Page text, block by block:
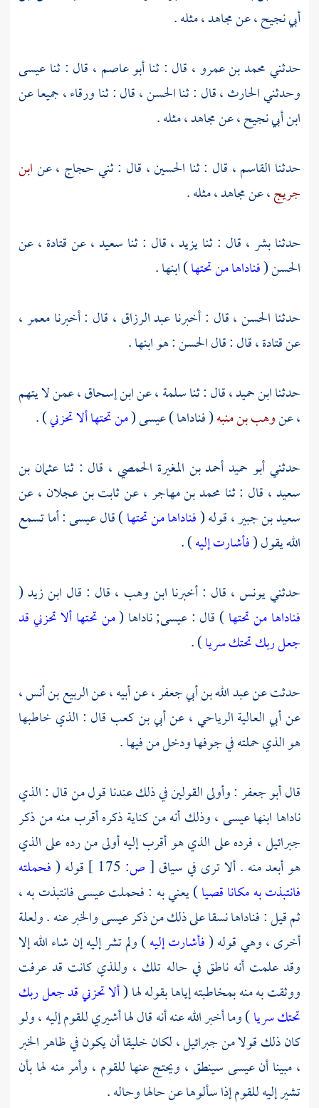
أبي نجيح ،عنمجاهد ،مثله .
حدثنيمحمد بن عمرو ، قال : ثناأبو عاصم ، قال : ثناعيسى
وحدثنيالحارث ،قال : ثناالحسن ،قال : ثناورقاء ،جميعا عن
ابن أبي نجيح ،عنمجاهد ،مثله .
حدثنا القاسم ، قال : ثنا الحسين ، قال : ثنيحجاج ،عنابن
جريج، عنمجاهد ،مثله .
حدثنابشر ، قال : ثنايزيد ،قال : ثنا سعيد ،عنقتادة ،عن
الحسن(فناداها من تحتها) ابنها .
حدثنا الحسن ،قال : أخبرناعبد الرزاق ، قال : أخبرنامعمر ،
عنقتادة ،قال : قالالحسن: هو ابنها .
حدثناابن حميد ،قال : ثناسلمة ،عنابن إسحاق ،عمن لا يتهم
، عنوهب بن منبه( فناداها ) عيسى (من تحتها ألا تحزني) .
حدثنيأبو حميد أحمد بن المغيرة الحمصي ، قال : ثنا عثمان بن
سعيد، قال : ثنا محمد بن مهاجر ،عنثابت بن عجلان ،عن
سعيد بن جبير ،قوله (فناداها من تحتها) قال عيسى : أما تسمع
الله يقول (فأشارت إليه) .
حدثنييونس ، قال : أخبرنا ابن وهب ، قال : قال ابن زيد(
فناداها من تحتها) قال :عيسى;ناداها (من تحتها ألا تحزني قد
جعل ربك تحتك سريا) .
حدثت عنعبد الله بن أبي جعفر ،عن أبيه ، عنالربيع بن أنس ،
عنأبي العالية الرياحي ،عنأبي بن كعب قال : الذي خاطبها
هو الذي حملته في جوفها ودخل من فيها .
قالأبو جعفر: وأولى القولين في ذلك عندنا قول من قال : الذي
ناداها ابنهاعيسى ،وذلك أنه من كناية ذكره أقرب منه من ذكر
جبرائيل ، فرده على الذي هو أقرب إليه أولى من رده على الذي
هو أبعد منه . ألا ترى في سياق [ص: قوله (فحملته
فانتبذت به مكانا قصيا) يعني به : فحملتعيسىفانتبذت به ،
ثم قيل : فناداها نسقا على ذلك من ذكرعيسىوالخبر عنه . ولعلة
أخرى ، وهي قوله (فأشارت إليه) ولم تشر إليه إن شاء الله إلا
وقد علمت أنه ناطق في حاله تلك ، وللذي كانت قد عرفت
ووثقت به منه بمخاطبته إياها بقوله لها (ألا تحزني قد جعل ربك
تحتك سريا) وما أخبر الله عنه أنه قال لها أشيري للقوم إليه ، ولو
كان ذلك قولا منجبرائيل ،لكان خليقا أن يكون في ظاهر الخبر
، مبينا أنعيسىسينطق ، ويحتج عنها للقوم ، وأمر منه لها بأن
تشير إليه للقوم إذا سألوها عن حالها وحاله .